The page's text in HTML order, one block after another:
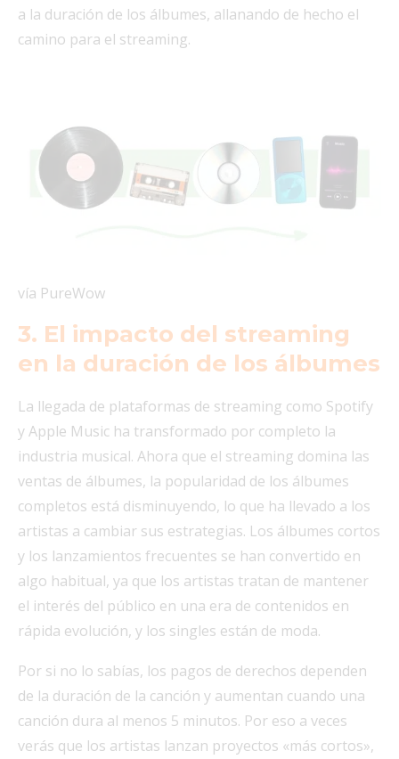
a la duración de los álbumes, allanando de hecho el
camino para el streaming.
vía PureWow
3. El impacto del streaming
en la duración de los álbumes
La llegada de plataformas de streaming como Spotify
y Apple Music ha transformado por completo la
industria musical. Ahora que el streaming domina las
ventas de álbumes, la popularidad de los álbumes
completos está disminuyendo, lo que ha llevado a los
artistas a cambiar sus estrategias. Los álbumes cortos
y los lanzamientos frecuentes se han convertido en
algo habitual, ya que los artistas tratan de mantener
el interés del público en una era de contenidos en
rápida evolución, y los singles están de moda.
Por si no lo sabías, los pagos de derechos dependen
de la duración de la canción y aumentan cuando una
canción dura al menos 5 minutos. Por eso a veces
verás que los artistas lanzan proyectos «más cortos»,